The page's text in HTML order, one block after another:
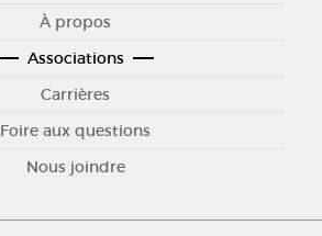
À propos
Associations
Carrières
Foire aux questions
Nous joindre